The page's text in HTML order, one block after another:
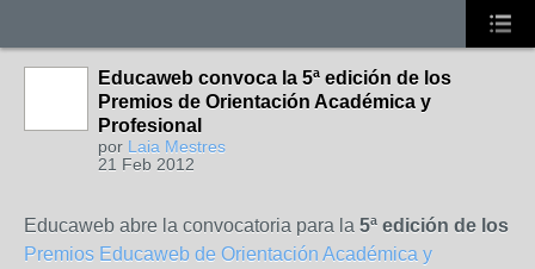
Educaweb convoca la 5ª edición de los
Premios de Orientación Académica y
Profesional
por Laia Mestres
21 Feb 2012
Educaweb abre la convocatoria para la 5ª edición de los
Premios Educaweb de Orientación Académica y